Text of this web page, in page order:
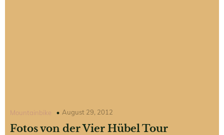
Mountainbike August 29, 2012
Fotos von der Vier Hübel Tour